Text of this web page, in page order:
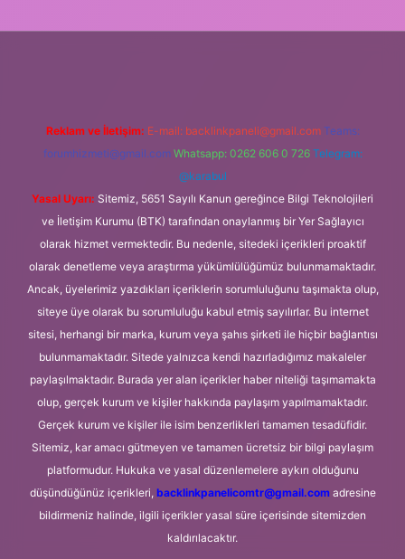
Reklam ve İletişim: E-mail: backlinkpaneli@gmail.com Teams:
forumhizmeti@gmail.com Whatsapp: 0262 606 0 726 Telegram:
@karabul
Yasal Uyarı: Sitemiz, 5651 Sayılı Kanun gereğince Bilgi Teknolojileri
ve İletişim Kurumu (BTK) tarafından onaylanmış bir Yer Sağlayıcı
olarak hizmet vermektedir. Bu nedenle, sitedeki içerikleri proaktif
olarak denetleme veya araştırma yükümlülüğümüz bulunmamaktadır.
Ancak, üyelerimiz yazdıkları içeriklerin sorumluluğunu taşımakta olup,
siteye üye olarak bu sorumluluğu kabul etmiş sayılırlar. Bu internet
sitesi, herhangi bir marka, kurum veya şahıs şirketi ile hiçbir bağlantısı
bulunmamaktadır. Sitede yalnızca kendi hazırladığımız makaleler
paylaşılmaktadır. Burada yer alan içerikler haber niteliği taşımamakta
olup, gerçek kurum ve kişiler hakkında paylaşım yapılmamaktadır.
Gerçek kurum ve kişiler ile isim benzerlikleri tamamen tesadüfidir.
Sitemiz, kar amacı gütmeyen ve tamamen ücretsiz bir bilgi paylaşım
platformudur. Hukuka ve yasal düzenlemelere aykırı olduğunu
düşündüğünüz içerikleri, backlinkpanelicomtr@gmail.comadresine
bildirmeniz halinde, ilgili içerikler yasal süre içerisinde sitemizden
kaldırılacaktır.